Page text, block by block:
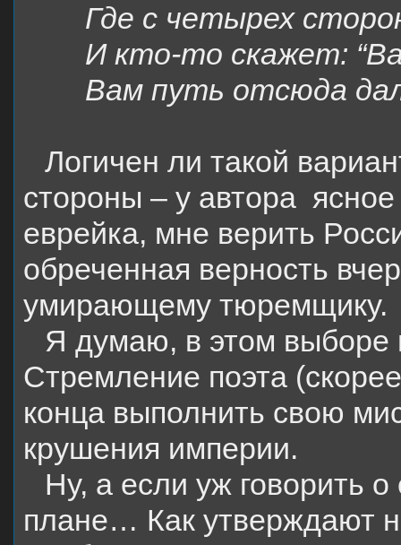
Где с четырех
И кто-то скажет:
Вам путь отсюда
Логичен ли такой
стороны – у автора ясное
еврейка, мне верить
обреченная верность
умирающему тюремщику.
Я думаю, в этом выборе
Стремление поэта
конца выполнить свою
крушения империи.
Ну, а если уж говорить
плане… Как утверждают